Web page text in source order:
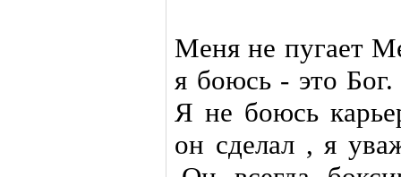
Меня не пугает
я боюсь - это
Я не боюсь
он сделал , я